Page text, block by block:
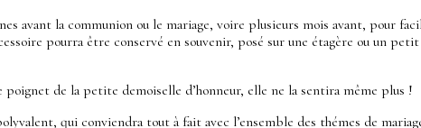
avant la communion ou le mariage, voire plusieurs mois avant, pour
pourra être conservé en souvenir, posé sur une étagère ou un
de la petite demoiselle d’honneur, elle ne la sentira même plus !
qui conviendra tout à fait avec l’ensemble des thémes de